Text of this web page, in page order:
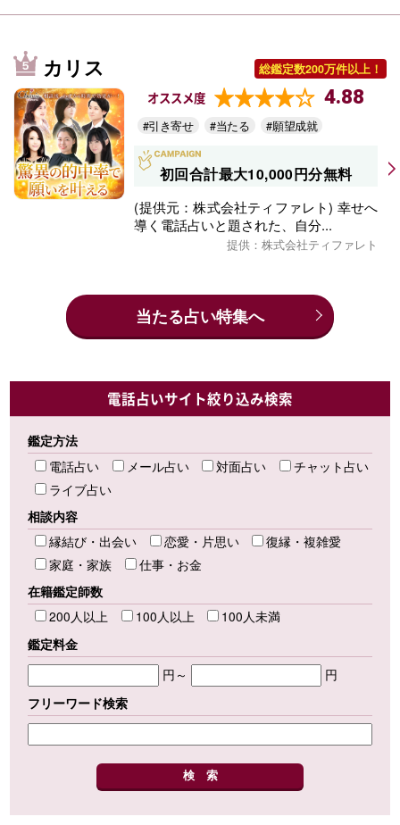
カリス 総鑑定数200万件以上！
オススメ度 4.88
#引き寄せ #当たる #願望成就
初回合計最大10,000円分無料
(提供元：株式会社ティファレト) 幸せへ
導く電話占いと題された、自分...
提供：株式会社ティファレト
当たる占い特集へ
電話占いサイト絞り込み検索
鑑定方法
電話占い
メール占い 対面占い
チャット占い
ライブ占い
相談内容
縁結び・出会い
恋愛・片思い
復縁・複雑愛
家庭・家族
仕事・お金
在籍鑑定師数
200人以上
100人以上
100人未満
鑑定料金
円～
円
フリーワード検索